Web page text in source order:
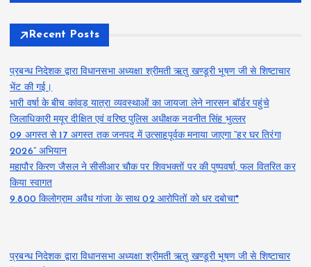
Recent Posts
प्रबन्ध निदेशक द्वारा विधानसभा अध्यक्षा श्रीमती ऋतु खण्डूरी भूषण जी से शिष्टाचार
भेंट की गई।
भारी वर्षा के बीच कांवड़ यात्रा व्यवस्थाओं का जायजा लेने नारसन बॉर्डर पहुंचे
जिलाधिकारी मयूर दीक्षित एवं वरिष्ठ पुलिस अधीक्षक नवनीत सिंह भुल्लर
09 अगस्त से 17 अगस्त तक जनपद में उत्साहपूर्वक मनाया जाएगा “हर घर तिरंगा
2026” अभियान
महापौर किरण जैसल ने सीसीआर चौक पर शिवभक्तों पर की पुष्पवर्षा, फल वितरित कर
किया स्वागत
9.800 किलोग्राम अवैध गांजा के साथ 02 आरोपितों को धर दबोचा*
प्रबन्ध निदेशक द्वारा विधानसभा अध्यक्षा श्रीमती ऋतु खण्डूरी भूषण जी से शिष्टाचार